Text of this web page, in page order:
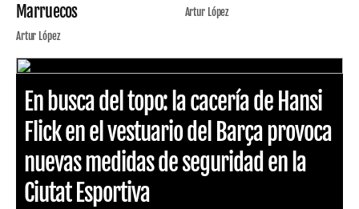
Marruecos
Artur López
Artur López
En busca del topo: la cacería de Hansi
Flick en el vestuario del Barça provoca
nuevas medidas de seguridad en la
Ciutat Esportiva